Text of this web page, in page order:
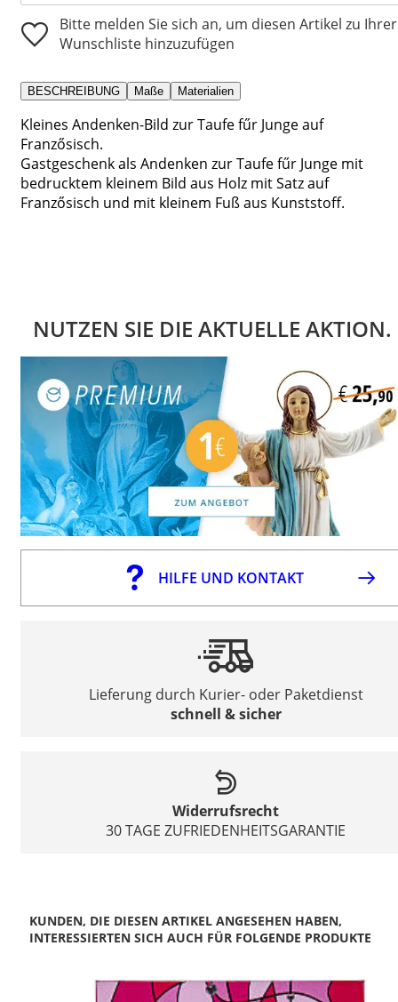
Bitte melden Sie sich an, um diesen Artikel zu Ihrer
Wunschliste hinzuzufügen
BESCHREIBUNG Maße Materialien
Kleines Andenken-Bild zur Taufe fűr Junge auf
Franzősisch.
Gastgeschenk als Andenken zur Taufe fűr Junge mit
bedrucktem kleinem Bild aus Holz mit Satz auf
Franzősisch und mit kleinem Fuß aus Kunststoff.
NUTZEN SIE DIE AKTUELLE AKTION.
HILFE UND KONTAKT
Lieferung durch Kurier- oder Paketdienst
schnell & sicher
Widerrufsrecht
30 TAGE ZUFRIEDENHEITSGARANTIE
KUNDEN, DIE DIESEN ARTIKEL ANGESEHEN HABEN,
INTERESSIERTEN SICH AUCH FÜR FOLGENDE PRODUKTE